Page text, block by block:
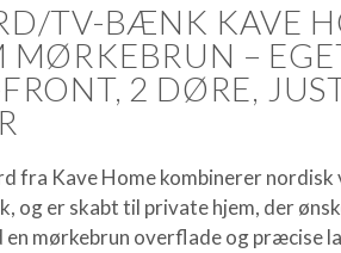
TV-BÆNK KAVE
MØRKEBRUN –
2 DØRE,
fra Kave Home kombinerer nordisk
og er skabt til private hjem, der
mørkebrun overflade og præcise